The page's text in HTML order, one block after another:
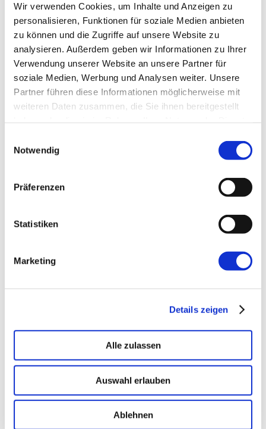
Wir verwenden Cookies, um Inhalte und Anzeigen zu
personalisieren, Funktionen für soziale Medien anbieten
zu können und die Zugriffe auf unsere Website zu
analysieren. Außerdem geben wir Informationen zu Ihrer
Verwendung unserer Website an unsere Partner für
soziale Medien, Werbung und Analysen weiter. Unsere
Partner führen diese Informationen möglicherweise mit
weiteren Daten zusammen, die Sie ihnen bereitgestellt
Notwendig
Präferenzen
Statistiken
Marketing
Details zeigen
Alle zulassen
Auswahl erlauben
Ablehnen
Womit können wir behilflich sein?
Abschicken
Kommentare
Name*